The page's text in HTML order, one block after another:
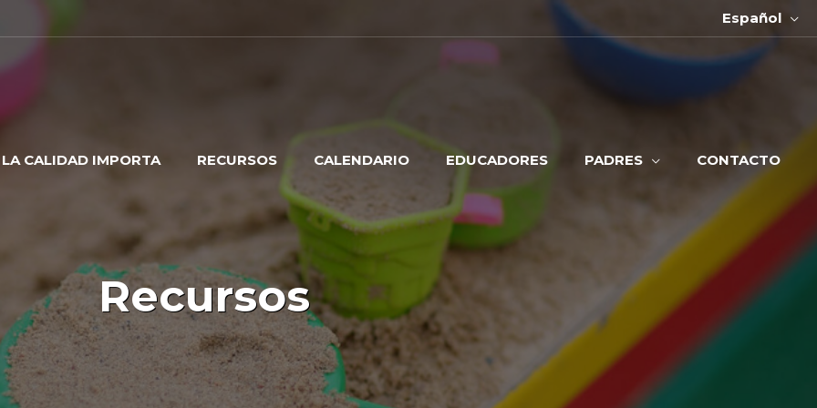
Español
LA CALIDAD IMPORTA RECURSOS CALENDARIO EDUCADORES PADRES CONTACTO
Recursos